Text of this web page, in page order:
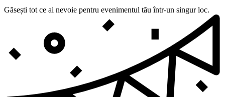
Găsești tot ce ai nevoie pentru evenimentul tău într-un singur loc.